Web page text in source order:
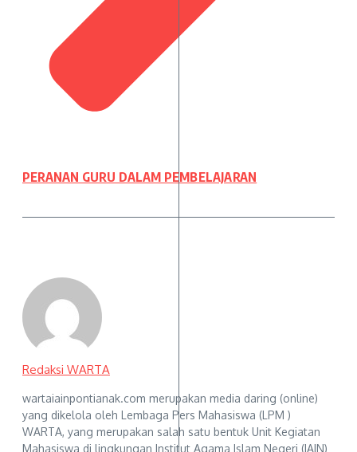
PERANAN GURU DALAM PEMBELAJARAN
Redaksi WARTA
wartaiainpontianak.com merupakan media daring (online)
yang dikelola oleh Lembaga Pers Mahasiswa (LPM )
WARTA, yang merupakan salah satu bentuk Unit Kegiatan
Mahasiswa di lingkungan Institut Agama Islam Negeri (IAIN)